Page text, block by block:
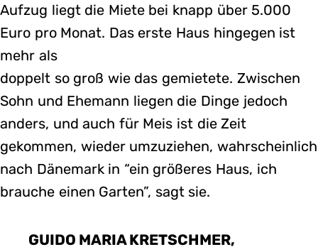
Aufzug liegt die Miete bei knapp über 5.000
Euro pro Monat. Das erste Haus hingegen ist
mehr als
doppelt so groß wie das gemietete. Zwischen
Sohn und Ehemann liegen die Dinge jedoch
anders, und auch für Meis ist die Zeit
gekommen, wieder umzuziehen, wahrscheinlich
nach Dänemark in “ein größeres Haus, ich
brauche einen Garten”, sagt sie.
GUIDO MARIA KRETSCHMER,